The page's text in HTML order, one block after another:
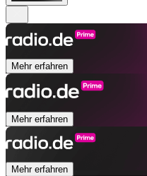
Mehr erfahren
Mehr erfahren
Mehr erfahren